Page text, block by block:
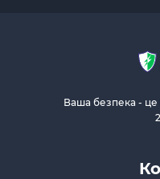
Ваша безпека - це